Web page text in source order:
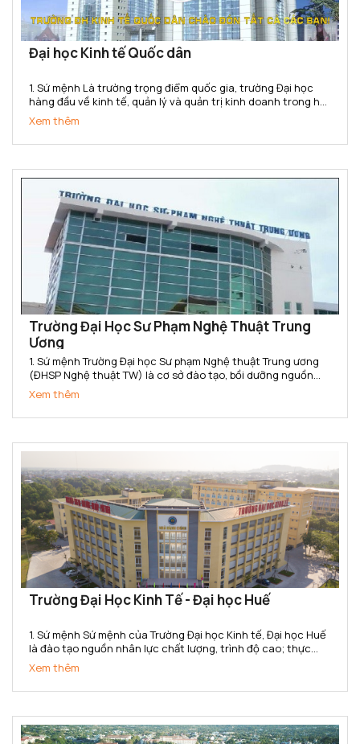
Đại học Kinh tế Quốc dân
1. Sứ mệnh Là trường trọng điểm quốc gia, trường Đại học
hàng đầu về kinh tế, quản lý và quản trị kinh doanh trong hệ
thống các trường đại học của Việt Nam. Trường Đại học Kinh
tế Quốc dân có sứ mệnh cung cấp cho xã hội các sản...
Xem thêm
Trường Đại Học Sư Phạm Nghệ Thuật Trung
Ương
1. Sứ mệnh Trường Đại học Sư phạm Nghệ thuật Trung ương
(ĐHSP Nghệ thuật TW) là cơ sở đào tạo, bồi dưỡng nguồn
nhân lực có trình độ đại học, sau đại học và nghiên cứu khoa
học, chuyển giao công nghệ trong lĩnh vực Văn hóa,...
Xem thêm
Trường Đại Học Kinh Tế - Đại học Huế
1. Sứ mệnh Sứ mệnh của Trường Đại học Kinh tế, Đại học Huế
là đào tạo nguồn nhân lực chất lượng, trình độ cao; thực
hiện nghiên cứu khoa học, chuyển giao công nghệ, cung
ứng dịch vụ về lĩnh vực kinh tế và quản lý phục vụ sự...
Xem thêm